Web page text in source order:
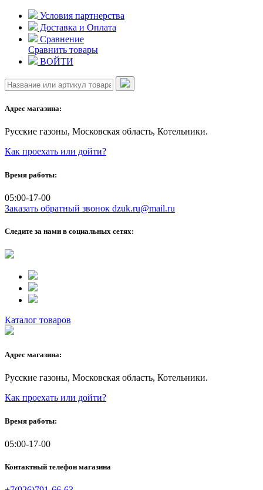
Skip
content
Условия партнерства
Доставка и Оплата
Сравнение
Сравнить товары
ВОЙТИ
Адрес магазина:
Русские газоны, Московская область, Котельники.
Как проехать или дойти?
Время работы:
05:00-17-00
Заказать обратный звонок dzuk.ru@mail.ru
Следите за нами в социальных сетях:
Каталог товаров
Адрес магазина:
Русские газоны, Московская область, Котельники.
Как проехать или дойти?
Время работы:
05:00-17-00
Контактный телефон магазина